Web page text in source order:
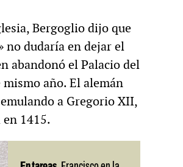
Bergoglio dijo que
no dudaría en dejar el
abandonó el Palacio del
año. El alemán
a Gregorio XII,
en 1415.